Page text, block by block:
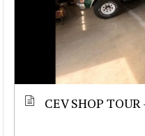
CEV SHOP